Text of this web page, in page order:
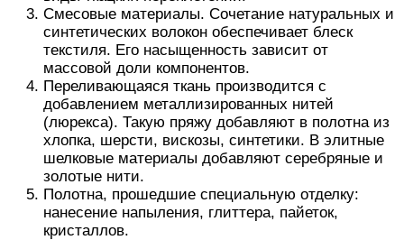
Смесовые материалы. Сочетание натуральных и
синтетических волокон обеспечивает блеск
текстиля. Его насыщенность зависит от
массовой доли компонентов.
Переливающаяся ткань производится с
добавлением металлизированных нитей
(люрекса). Такую пряжу добавляют в полотна из
хлопка, шерсти, вискозы, синтетики. В элитные
шелковые материалы добавляют серебряные и
золотые нити.
Полотна, прошедшие специальную отделку:
нанесение напыления, глиттера, пайеток,
кристаллов.